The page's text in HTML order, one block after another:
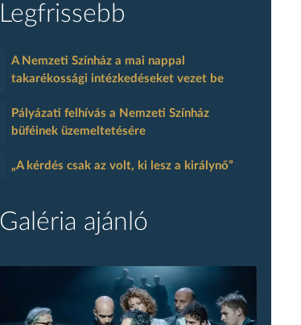
Legfrissebb
A Nemzeti Színház a mai nappal
takarékossági intézkedéseket vezet be
Pályázati felhívás a Nemzeti Színház
büféinek üzemeltetésére
„A kérdés csak az volt, ki lesz a királynő”
Galéria ajánló